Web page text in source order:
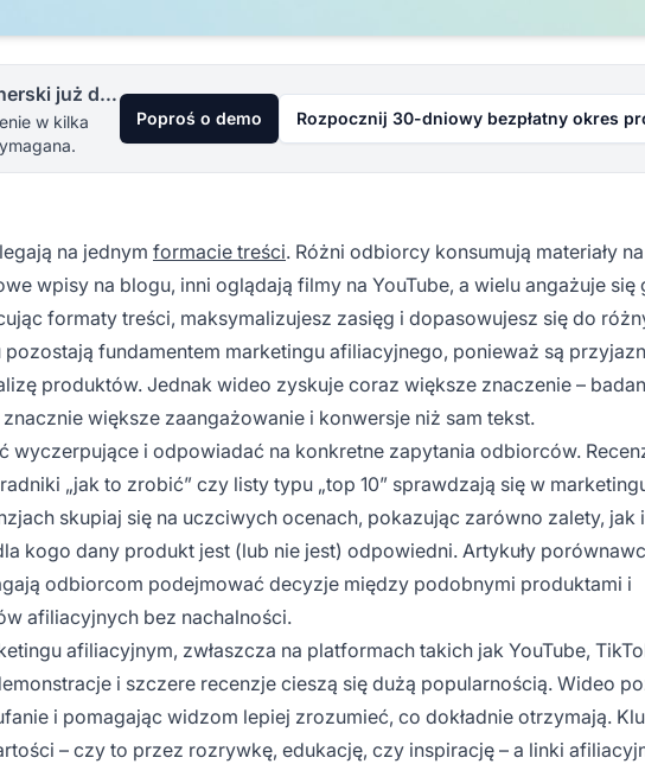
Uruchom swój program partnerski już dziś
w kilka
Poproś o demo Rozpocznij 30-dniowy bezpłatny okres
na jednym formacie treści. Różni odbiorcy konsumują materiały
wpisy na blogu, inni oglądają filmy na YouTube, a wielu angażuje się
formaty treści, maksymalizujesz zasięg i dopasowujesz się do
fundamentem marketingu afiliacyjnego, ponieważ są
produktów. Jednak wideo zyskuje coraz większe znaczenie –
większe zaangażowanie i konwersje niż sam tekst.
wyczerpujące i odpowiadać na konkretne zapytania odbiorców.
„jak to zrobić” czy listy typu „top 10” sprawdzają się w
skupiaj się na uczciwych ocenach, pokazując zarówno zalety, jak
kogo dany produkt jest (lub nie jest) odpowiedni. Artykuły
odbiorcom podejmować decyzje między podobnymi produktami i
afiliacyjnych bez nachalności.
afiliacyjnym, zwłaszcza na platformach takich jak YouTube,
i szczere recenzje cieszą się dużą popularnością. Wideo
i pomagając widzom lepiej zrozumieć, co dokładnie otrzymają.
– czy to przez rozrywkę, edukację, czy inspirację – a linki